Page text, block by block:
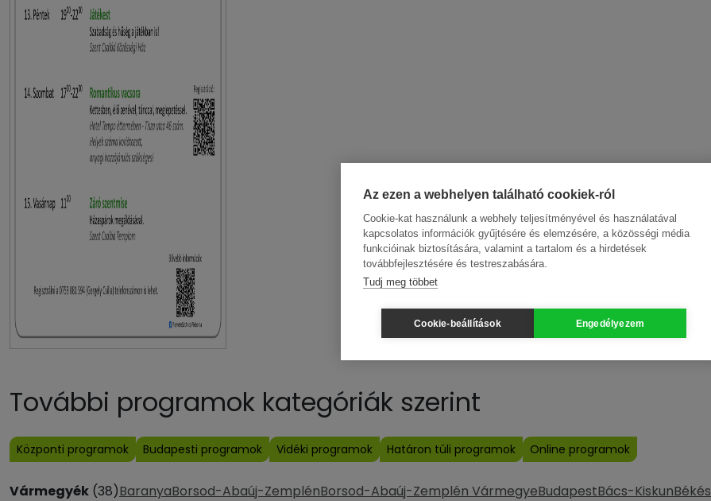
További programok kategóriák szerint
Központi programok Budapesti programok Vidéki programok Határon túli programok Online programok
Vármegyék (38)BaranyaBorsod-Abaúj-ZemplénBorsod-Abaúj-Zemplén VármegyeBudapestBács-KiskunBékés
Az ezen a webhelyen található cookiek-ról
Cookie-kat használunk a webhely teljesítményével és használatával
kapcsolatos információk gyűjtésére és elemzésére, a közösségi média
funkcióinak biztosítására, valamint a tartalom és a hirdetések
továbbfejlesztésére és testreszabására.
Tudj meg többet
Cookie-beállítások Engedélyezem